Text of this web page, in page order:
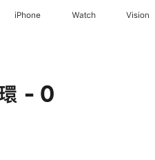
iPhone Watch Vision
- 0